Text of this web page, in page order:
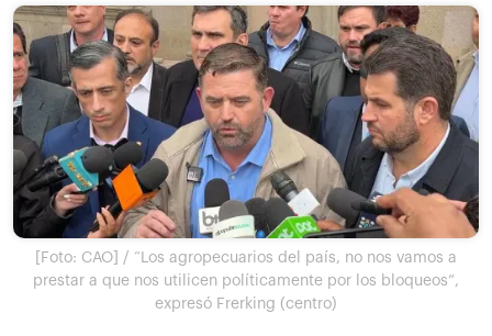
[Foto: CAO] / “Los agropecuarios del país, no nos vamos a
prestar a que nos utilicen políticamente por los bloqueos”,
expresó Frerking (centro)